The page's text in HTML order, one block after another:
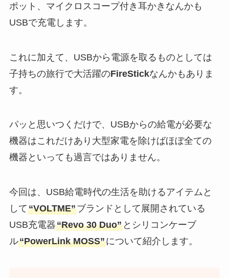
ポット、マイクロスコープ付き耳かきなんかも
USBで充電します。
これに加えて、USBから電源を取るものとしては
子持ちの旅行で大活躍のFireStickなんかもありま
す。
パッと思いつくだけで、USBからの給電が必要な
機器はこれだけあり大型家電を除けばほぼ全ての
機器といっても過言ではありません。
今回は、USB給電時代の生活を助けるアイテムと
して“VOLTME”ブランドとして展開されている
USB充電器“Revo 30 Duo”とシリコンケーブ
ル“PowerLink MOSS”について紹介します。